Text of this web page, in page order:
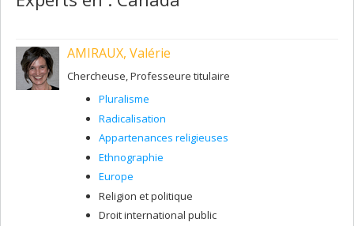
AMIRAUX, Valérie
Chercheuse, Professeure titulaire
Pluralisme
Radicalisation
Appartenances religieuses
Ethnographie
Europe
Religion et politique
Droit international public